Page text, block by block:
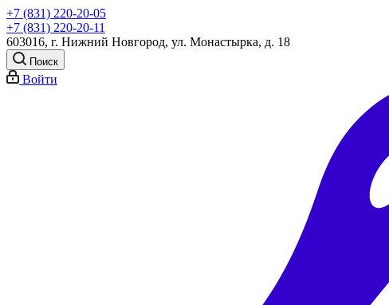
+7 (831) 220-20-05
+7 (831) 220-20-11
603016, г. Нижний Новгород, ул. Монастырка, д. 18
Поиск
Войти